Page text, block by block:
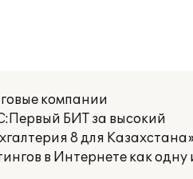
компании
БИТ за высокий
8 для
в Интернете как одну